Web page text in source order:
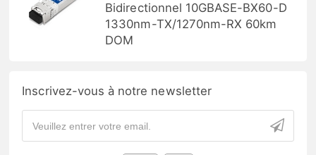
Bidirectionnel 10GBASE-BX60-D
1330nm-TX/1270nm-RX 60km
DOM
Inscrivez-vous à notre newsletter